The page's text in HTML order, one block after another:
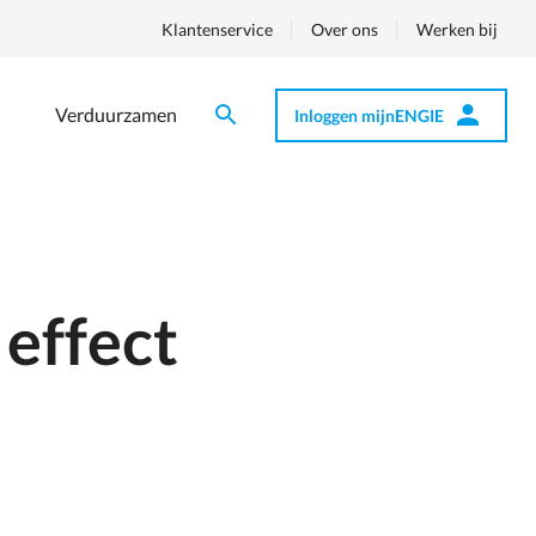
Zoeken
Verduurzamen
Klantenservice Over ons Werken bij
Zoeken Inloggen mijnENGIE
effect